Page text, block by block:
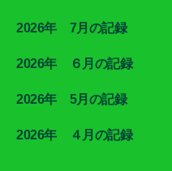
2026年 7月の記録
2026年 ６月の記録
2026年 5月の記録
2026年 ４月の記録